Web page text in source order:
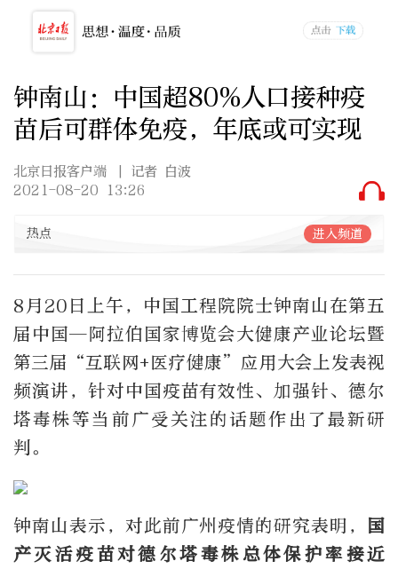
钟南山：中国超80%人口接种疫
苗后可群体免疫，年底或可实现
北京日报客户端
| 记者 白波
2021-08-20 13:26
热点 进入频道
8月20日上午，中国工程院院士钟南山在第五
届中国—阿拉伯国家博览会大健康产业论坛暨
第三届“互联网+医疗健康”应用大会上发表视
频演讲，针对中国疫苗有效性、加强针、德尔
塔毒株等当前广受关注的话题作出了最新研
判。
钟南山表示，对此前广州疫情的研究表明， 国
产灭活疫苗对德尔塔毒株总体保护率接近